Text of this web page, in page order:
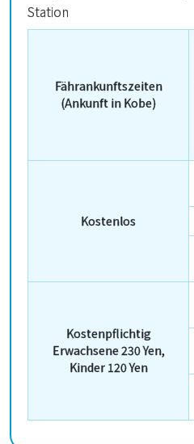
Station
Fährankunftszeiten
(Ankunft in Kobe)
Kostenlos
Kostenpflichtig
Erwachsene 230 Yen,
Kinder 120 Yen